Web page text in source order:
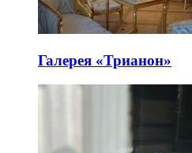
Галерея «Трианон»